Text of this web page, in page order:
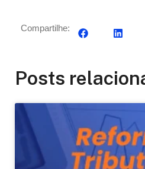
Compartilhe:
Posts